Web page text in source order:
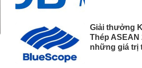
Giải thưởng
Thép ASEAN
những giá trị